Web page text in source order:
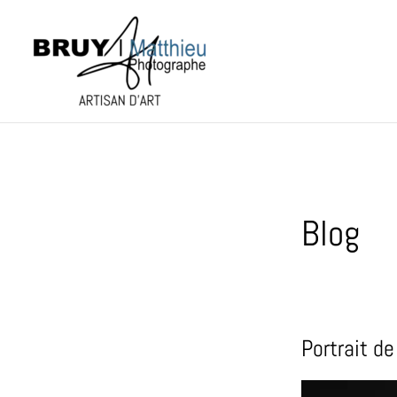
contenu
Blog
Portrait
Portrait